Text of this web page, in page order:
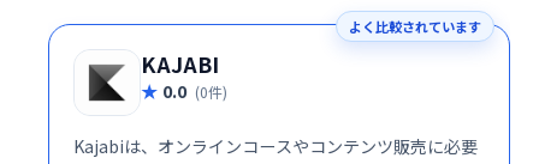
よく比較されています
KAJABI
0.0 (0件)
Kajabiは、オンラインコースやコンテンツ販売に必要